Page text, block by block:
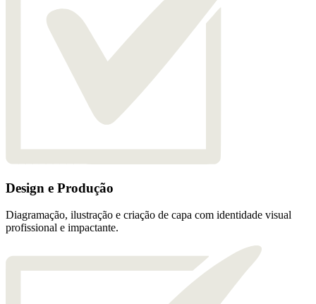
Design e Produção
Diagramação, ilustração e criação de capa com identidade visual
profissional e impactante.